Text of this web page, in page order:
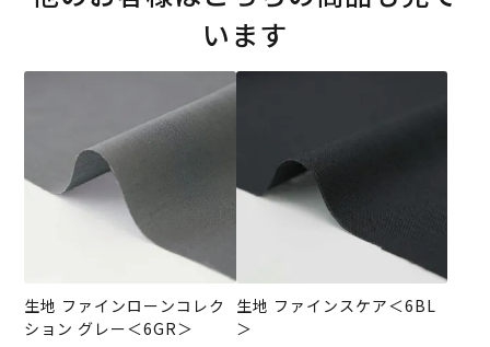
います
生地 ファインローンコレク
ション グレー＜6GR＞
生地 ファインスケア＜6BL
＞